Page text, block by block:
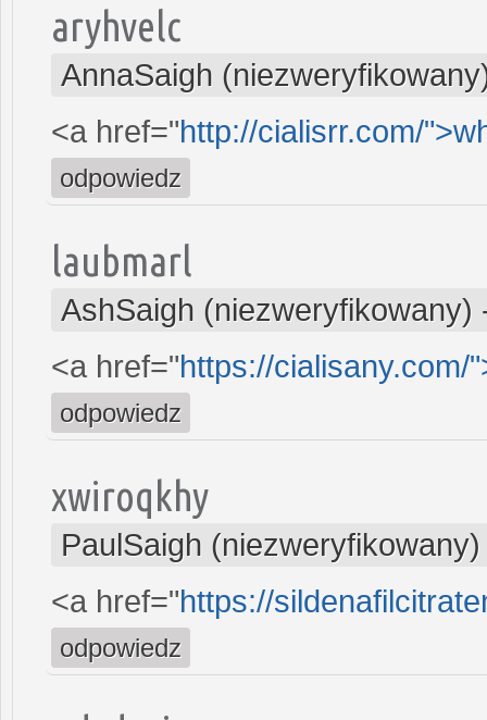
aryhvelc
AnnaSaigh
<a href="http://cialisrr.com/
odpowiedz
laubmarl
AshSaigh (niezweryfikowany)
<a href="https://cialisany.com/
odpowiedz
xwiroqkhy
PaulSaigh (niezweryfikowany)
<a href="https://
odpowiedz